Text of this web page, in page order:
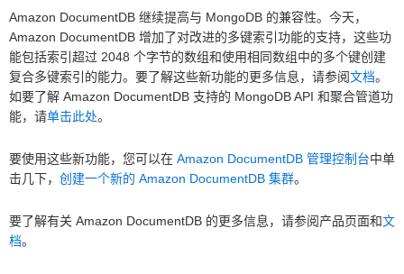
Amazon DocumentDB 继续提高与 MongoDB 的兼容性。今天，
Amazon DocumentDB 增加了对改进的多键索引功能的支持，这些功
能包括索引超过 2048 个字节的数组和使用相同数组中的多个键创建
复合多键索引的能力。要了解这些新功能的更多信息，请参阅文档。
如要了解 Amazon DocumentDB 支持的 MongoDB API 和聚合管道功
能，请单击此处。
要使用这些新功能，您可以在 Amazon DocumentDB 管理控制台中单
击几下， 创建一个新的 Amazon DocumentDB 集群。
要了解有关 Amazon DocumentDB 的更多信息，请参阅产品页面和文
档。